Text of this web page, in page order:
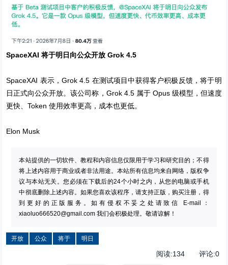
SpaceXAI 将于明日向公众开放 Grok 4.5
SpaceXAI 表示，Grok 4.5 在测试项目中获得客户积极反馈，将于明
日正式向公众开放。该公司称，Grok 4.5 属于 Opus 级模型，但速度
更快、Token 使用效率更高，成本也更低。
Elon Musk
本站提供的一切软件、教程和内容信息仅限用于学习和研究目的；不得
将上述内容用于商业或者非法用途。本站所有信息均来自网络，版权争
议与本站无关。您必须在下载后的24个小时之内，从您的电脑或手机
中彻底删除上述内容。如果您喜欢该程序，请支持正版，购买注册，得
到更好的正版服务。如有侵权不妥之处请致信 E-mail：
xiaoluo666520@gmail.com 我们会积极处理。敬请谅解！
开放 公众 将于 明日
阅读:134评论:0